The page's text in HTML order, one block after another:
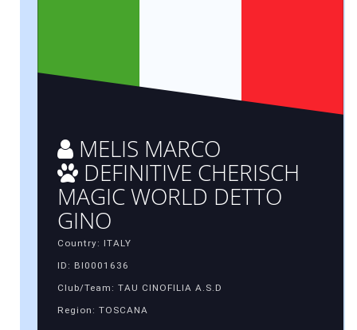
MELIS MARCO
DEFINITIVE CHERISCH
MAGIC WORLD DETTO
GINO
Country: ITALY
ID: BI0001636
Club/Team: TAU CINOFILIA A.S.D
Region: TOSCANA